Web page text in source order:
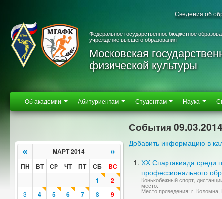
Сведения об
Федеральное государственное бюджетное
учреждение высшего образования
Московская
физической культуры
Об академии Абитуриентам Студентам Наука
« МАРТ 2014 »
ПН ВТ СР ЧТ ПТ СБ
ВС
1
2
3 4 5 6 7 8 9
События 09.03.2014
Добавить информацию в
ХХ Спартакиада среди
профессионального
Конькобежный спорт,
место.
Место проведения: г.